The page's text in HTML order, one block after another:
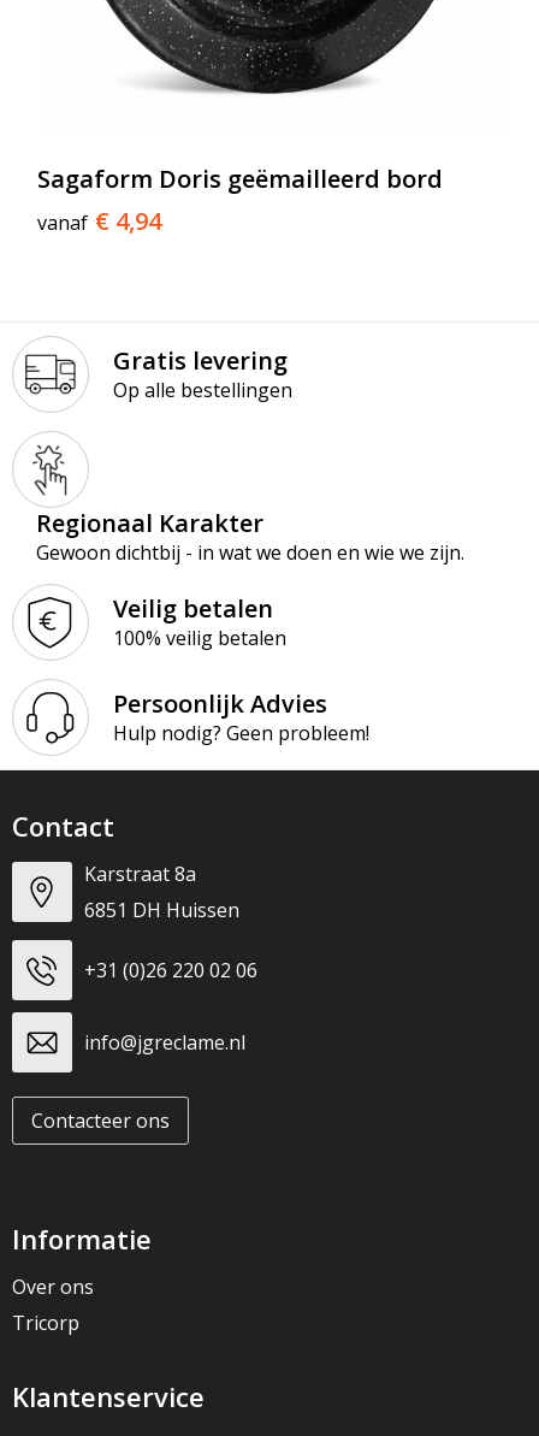
Sagaform Doris geëmailleerd bord
vanaf € 4,94
Gratis levering
Op alle bestellingen
Regionaal Karakter
Gewoon dichtbij - in wat we doen en wie we zijn.
Veilig betalen
100% veilig betalen
Persoonlijk Advies
Hulp nodig? Geen probleem!
Contact
Karstraat 8a
6851 DH Huissen
+31 (0)26 220 02 06
info@jgreclame.nl
Contacteer ons
Informatie
Over ons
Tricorp
Klantenservice